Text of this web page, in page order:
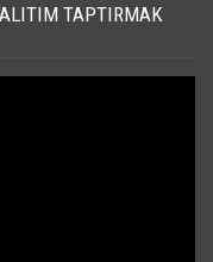
TAPTIRMAK